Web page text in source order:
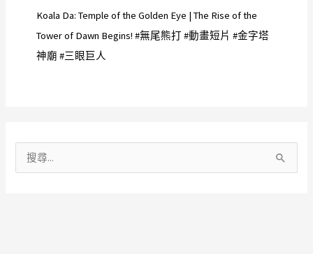
Koala Da: Temple of the Golden Eye | The Rise of the
Tower of Dawn Begins! #無尾熊打 #動畫短片 #金字塔
神廟 #三眼巨人